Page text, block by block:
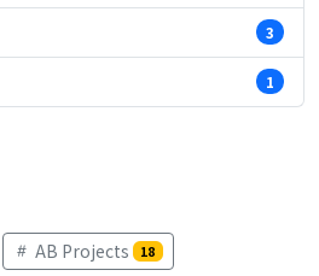
3
1
AB Projects 18